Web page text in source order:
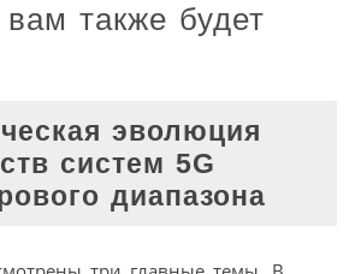
также будет
эволюция
систем 5G
диапазона